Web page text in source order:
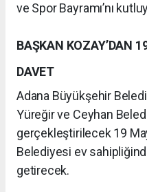
ve Spor Bayramı’nı
BAŞKAN KOZAY’DAN
DAVET
Adana Büyükşehir
Yüreğir ve Ceyhan
gerçekleştirilecek 19
Belediyesi ev
getirecek.